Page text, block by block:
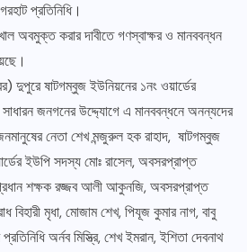
প্রতিনিধি।
খাল অবমুক্ত করার দাবীতে গণস্বাক্ষর ও মানববন্ধন
দুপুরে ষাটগম্বুজ ইউনিয়নের ১নং ওয়ার্ডের
সাধারন জনগনের উদ্দ্যোগে এ মানববন্ধনে অনন্যদের
নেতা শেখ মন্জুরুল হক রাহাদ, ষাটগম্বুজ
ইউপি সদস্য মোঃ রাসেল, অবসরপ্রাপ্ত
শক্ষক রজ্জব আলী আকুনজি, অবসরপ্রাপ্ত
বিহারী মৃধা, মোজাম শেখ, পিযূজ কুমার নাগ, বাবু
অর্নব মিস্ত্রি, শেখ ইমরান, ইশিতা দেবনাথ